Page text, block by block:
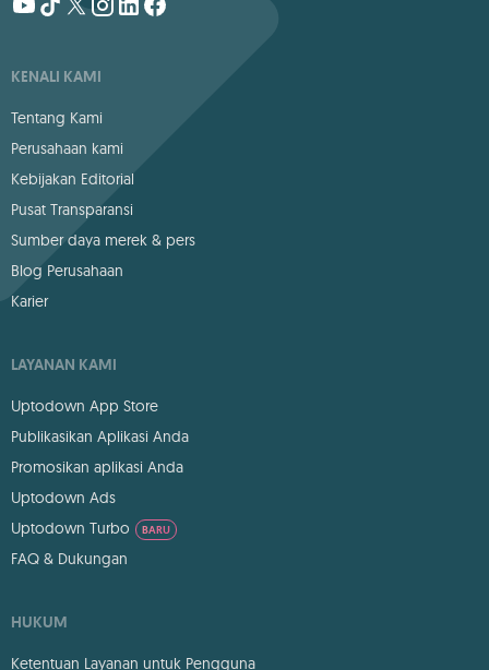
KENALI KAMI
Tentang Kami
Perusahaan kami
Kebijakan Editorial
Pusat Transparansi
Sumber daya merek & pers
Blog Perusahaan
Karier
LAYANAN KAMI
Uptodown App Store
Publikasikan Aplikasi Anda
Promosikan aplikasi Anda
Uptodown Ads
Uptodown Turbo
BARU
FAQ & Dukungan
HUKUM
Ketentuan Layanan untuk Pengguna